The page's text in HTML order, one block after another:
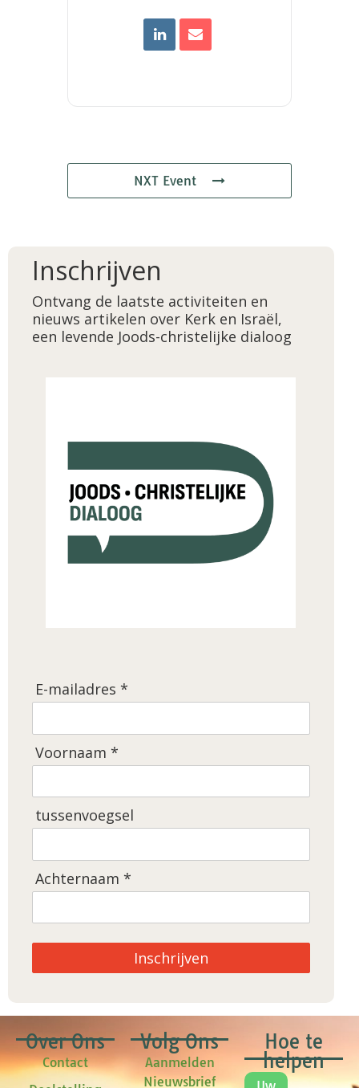
NXT Event
Inschrijven
Ontvang de laatste activiteiten en
nieuws artikelen over Kerk en Israël,
een levende Joods-christelijke dialoog
E-mailadres *
Voornaam *
tussenvoegsel
Achternaam *
Inschrijven
Over Ons
Contact
Volg Ons
Aanmelden
Nieuwsbrief
Hoe te
helpen